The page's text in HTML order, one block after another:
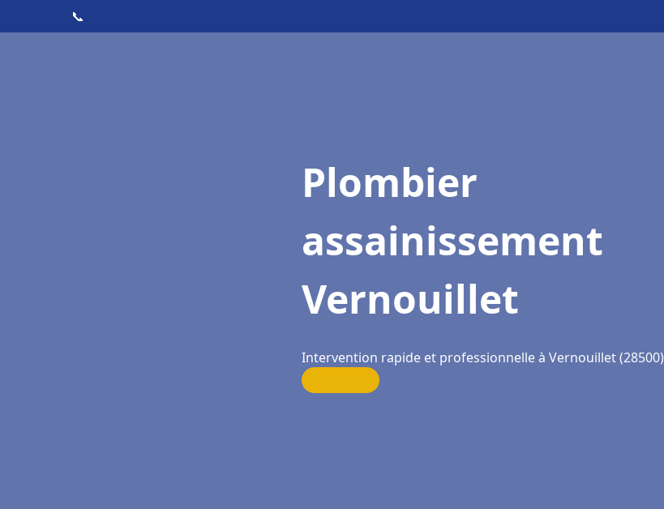
📞
Plombier
assainissement
Vernouillet
Intervention rapide et professionnelle à Vernouillet (28500)